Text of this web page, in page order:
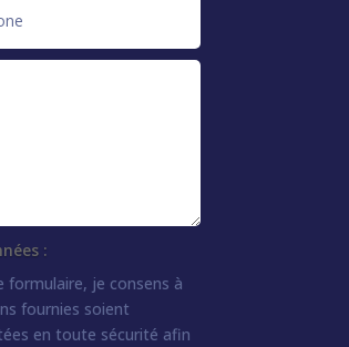
:
formulaire, je consens à
fournies soient
en toute sécurité afin